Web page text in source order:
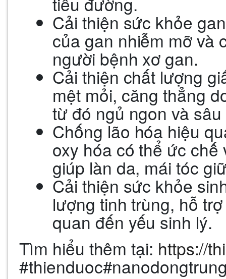
Cải thiện sức khỏe
của gan nhiễm mỡ và
người bệnh xơ gan.
Cải thiện chất lượng
mệt mỏi, căng thẳng
từ đó ngủ ngon và
Chống lão hóa hiệu
oxy hóa có thể ức chế
giúp làn da, mái tóc
Cải thiện sức khỏe
lượng tinh trùng, hỗ
quan đến yếu
Tìm hiểu thêm tại: https://